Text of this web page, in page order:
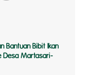
Bantuan Bibit Ikan
Desa Martasari-